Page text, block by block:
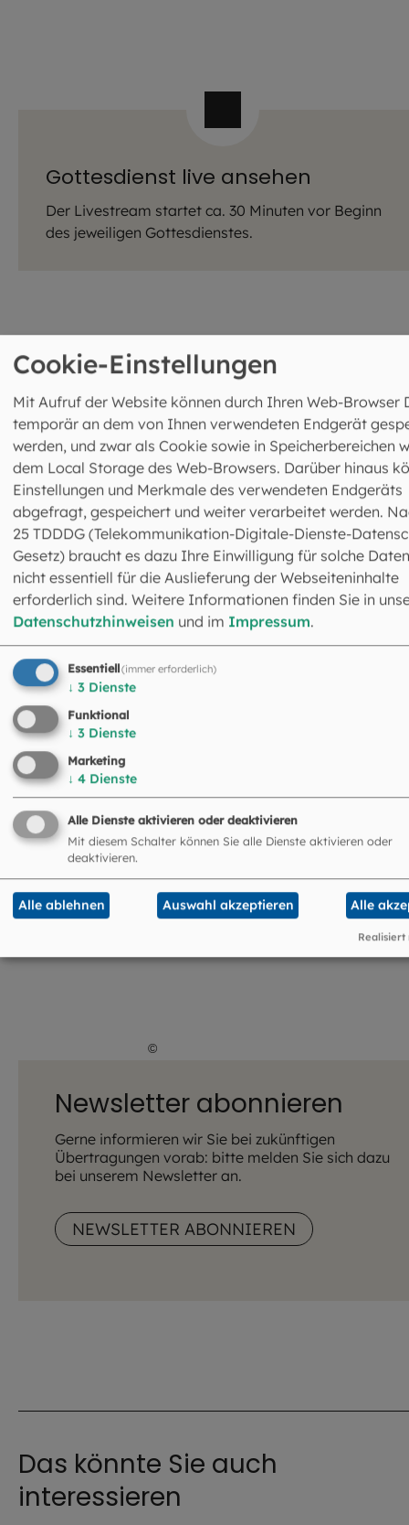
Gottesdienst live ansehen
Der Livestream startet ca. 30 Minuten vor Beginn
des jeweiligen Gottesdienstes.
Gottesdienst jetzt live ansehen und
Möchten Sie von Video-Abruf 3Q bereitgestellte
Inhalte laden?
Ja
©
Newsletter abonnieren
Gerne informieren wir Sie bei zukünftigen
Übertragungen vorab: bitte melden Sie sich dazu
bei unserem Newsletter an.
NEWSLETTER ABONNIEREN
Das könnte Sie auch
interessieren
Cookie-Einstellungen
Mit Aufruf der Website können durch Ihren Web-Browser
temporär an dem von Ihnen verwendeten Endgerät
werden, und zwar als Cookie sowie in Speicherbereichen
dem Local Storage des Web-Browsers. Darüber hinaus
Einstellungen und Merkmale des verwendeten Endgeräts
abgefragt, gespeichert und weiter verarbeitet werden.
25 TDDDG (Telekommunikation-Digitale-Dienste-
Gesetz) braucht es dazu Ihre Einwilligung für solche
nicht essentiell für die Auslieferung der Webseiteninhalte
erforderlich sind. Weitere Informationen finden Sie in
Datenschutzhinweisen und im Impressum.
Essentiell(immer erforderlich)
↓ 3 Dienste
Funktional
↓ 3 Dienste
Marketing
↓ 4 Dienste
Alle Dienste aktivieren oder deaktivieren
Mit diesem Schalter können Sie alle Dienste aktivieren oder
deaktivieren.
Alle ablehnen Auswahl akzeptieren Alle
Realisiert